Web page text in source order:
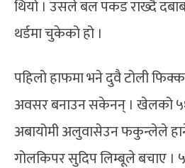
थियो । उसले बल पकड राख्दै
थर्डमा चुकेको हो ।
पहिलो हाफमा भने दुवै टोली
अवसर बनाउन सकेनन् । खेलको
अबायोमी अलुवासेउन फकुन्लेले
गोलकिपर सुदिप लिम्बूले बचाए